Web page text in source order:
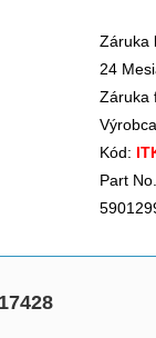
Záruka
24
Záruka
Kód:
Part